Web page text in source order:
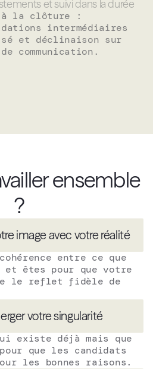
et suivi dans la durée
à la clôture :
intermédiaires
et déclinaison sur
communication.
ensemble
?
image avec votre réalité
entre ce que
êtes pour que votre
le reflet fidèle de
votre singularité
existe déjà mais que
que les candidats
les bonnes raisons.